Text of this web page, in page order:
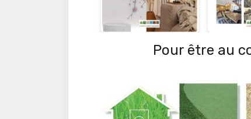
Pour être au